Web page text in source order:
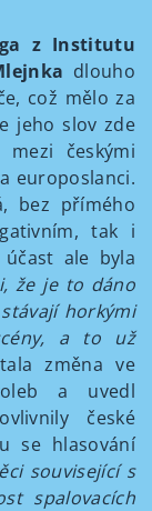
z Institutu
dlouho
což mělo za
jeho slov zde
českými
europoslanci.
bez přímého
tak i
ale byla
že je to dáno
horkými
a to už
změna ve
a uvedl
české
se hlasování
související s
spalovacích